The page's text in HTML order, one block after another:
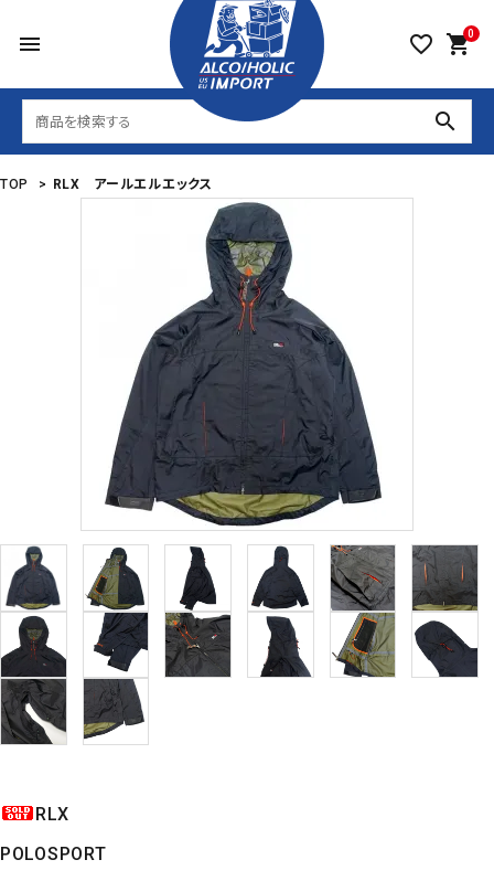
menu favorite_border 0
shopping_cart
search
TOP > RLX アールエルエックス
RLX
POLOSPORT